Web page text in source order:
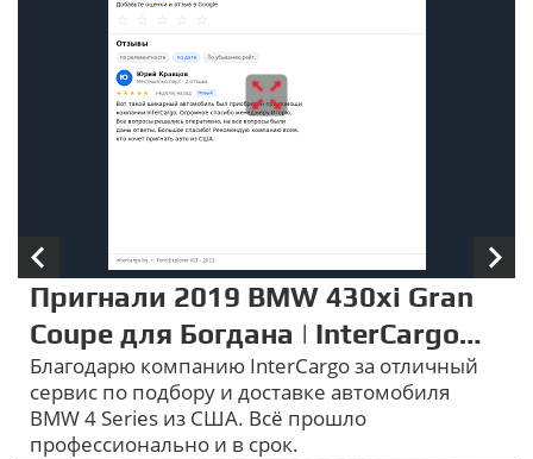
Пригнали 2019 BMW 430xi Gran
Coupe для Богдана | InterCargo
отзывы
Благодарю компанию InterCargo за отличный
сервис по подбору и доставке автомобиля
BMW 4 Series из США. Всё прошло
профессионально и в срок.